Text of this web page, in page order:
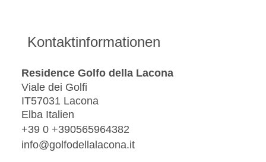
Kontaktinformationen
Residence Golfo della Lacona
Viale dei Golfi
IT57031 Lacona
Elba Italien
+39 0 +390565964382
info@golfodellalacona.it